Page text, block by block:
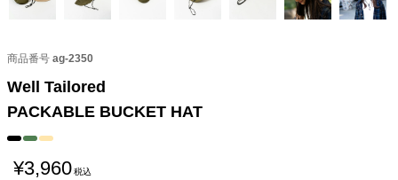
商品番号 ag-2350
Well Tailored
PACKABLE BUCKET HAT
¥3,960税込